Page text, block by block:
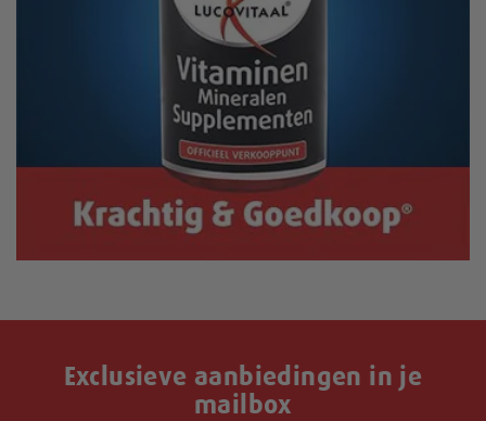
Exclusieve aanbiedingen in je
mailbox